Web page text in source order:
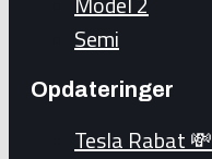
Semi
Opdateringer
Tesla Rabat 💸